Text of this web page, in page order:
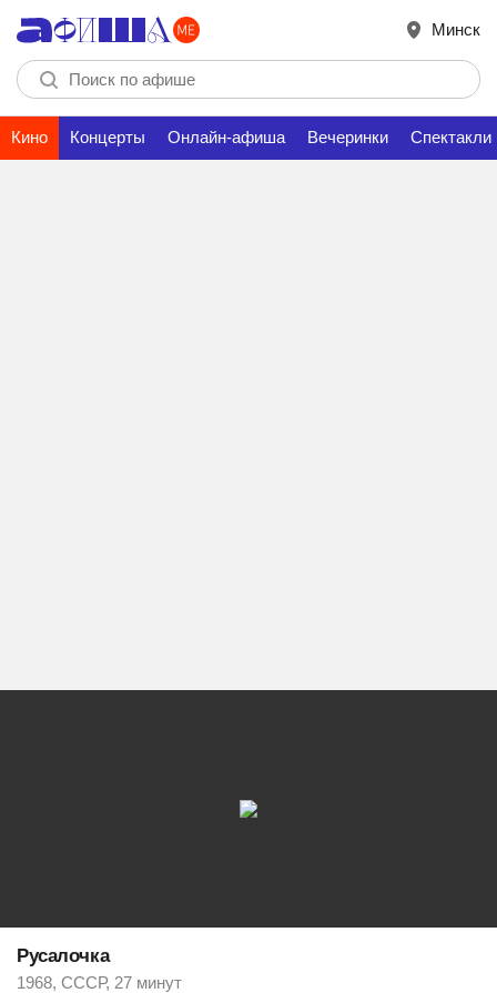
Минск
Кино Концерты Онлайн-афиша Вечеринки Спектакли
Русалочка
1968, СССР, 27 минут